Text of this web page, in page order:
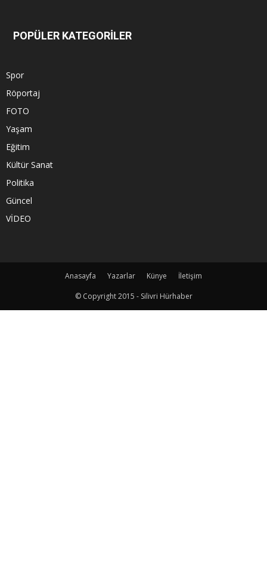
POPÜLER KATEGORİLER
Spor
Röportaj
FOTO
Yaşam
Eğitim
Kültür Sanat
Politika
Güncel
VİDEO
Anasayfa Yazarlar Künye
İletişim
© Copyright 2015 - Silivri Hürhaber